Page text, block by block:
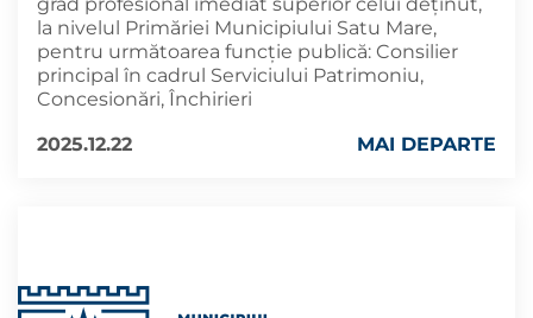
la nivelul Primăriei Municipiului Satu Mare,
pentru următoarea funcție publică: Consilier
principal în cadrul Serviciului Patrimoniu,
Concesionări, Închirieri
2025.12.22
MAI DEPARTE